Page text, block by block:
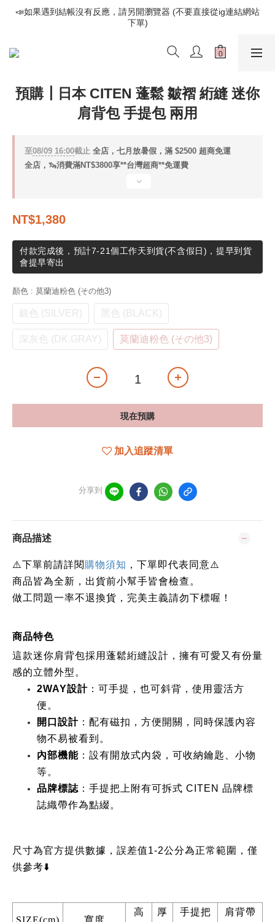
📣如果遇到結帳沒有反應，請另開瀏覽器 (不要直接從ig連結網站
下單)
📣如果遇到結帳沒有反應，請另開瀏覽器 (不要直接從ig連結網站
下單)
歡迎光臨૮⍝• ᴥ •⍝ა 新品請追蹤官方INSTAGRAM
下單)
預購┃日本 CITEN 蓬鬆 皺褶 絎縫 迷你
肩背包 手提包 兩用
至08/09 16:00截止 全店，七月放暑假，滿 $2500 超商免運
全店，🦦消費滿NT$3800享**台灣超商**免運費
NT$1,380
付款完成後，預計7-21個工作天到貨(不含假日)，提早到貨
會提早寄出
顏色 : 莫蘭迪粉色 (その他3)
銀色 (SILVER) 黑色 (BLACK)
深灰色 (DK.GRAY) 莫蘭迪粉色 (その他3)
現在預購
加入追蹤清單
分享到
商品描述
⚠️下單前請詳閱購物須知 ，下單即代表同意⚠️
商品皆為全新，出貨前小幫手皆會檢查。
做工問題一率不退換貨，完美主義請勿下標喔！
商品特色
這款迷你肩背包採用蓬鬆絎縫設計，擁有可愛又有份量
感的立體外型。
2WAY設計 ：可手提，也可斜背，使用靈活方
便。
開口設計 ：配有磁扣，方便開關，同時保護內容
物不易被看到。
內部機能 ：設有開放式內袋，可收納鑰匙、小物
等。
品牌標誌 ：手提把上附有可拆式 CITEN 品牌標
誌織帶作為點綴。
尺寸為官方提供數據，誤差值1-2公分為正常範圍，僅
供參考⬇️
SIZE(cm) 寬度
高
厚
手提把
肩背帶